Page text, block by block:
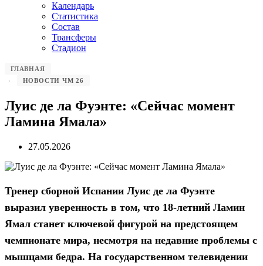
Календарь
Статистика
Состав
Трансферы
Стадион
ГЛАВНАЯ
НОВОСТИ ЧМ 26
Луис де ла Фуэнте: «Сейчас момент
Ламина Ямала»
27.05.2026
Тренер сборной Испании Луис де ла Фуэнте
выразил уверенность в том, что 18-летний Ламин
Ямал станет ключевой фигурой на предстоящем
чемпионате мира, несмотря на недавние проблемы с
мышцами бедра. На государственном телевидении